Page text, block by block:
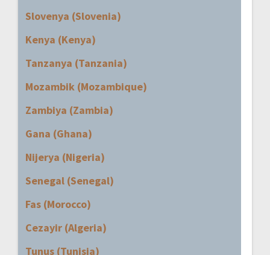
Slovenya (Slovenia)
Kenya (Kenya)
Tanzanya (Tanzania)
Mozambik (Mozambique)
Zambiya (Zambia)
Gana (Ghana)
Nijerya (Nigeria)
Senegal (Senegal)
Fas (Morocco)
Cezayir (Algeria)
Tunus (Tunisia)